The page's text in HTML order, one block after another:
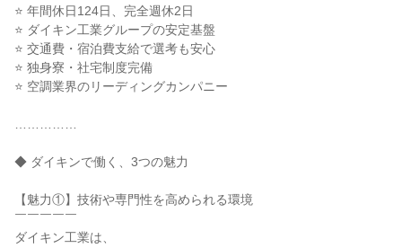
⭐ 年間休日124日、完全週休2日
⭐ ダイキン工業グループの安定基盤
⭐ 交通費・宿泊費支給で選考も安心
⭐ 独身寮・社宅制度完備
⭐ 空調業界のリーディングカンパニー
◆ ダイキンで働く、3つの魅力
【魅力①】技術や専門性を高められる環境
￣￣￣￣￣
ダイキン工業は、